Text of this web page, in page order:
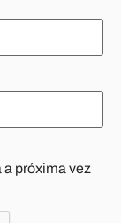
próxima vez